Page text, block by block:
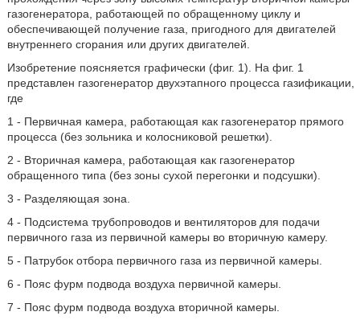
газогенератора, работающей по обращенному циклу и
обеспечивающей получение газа, пригодного для двигателей
внутреннего сгорания или других двигателей.
Изобретение поясняется графически (фиг. 1). На фиг. 1
представлен газогенератор двухэтапного процесса газификации,
где
1 - Первичная камера, работающая как газогенератор прямого
процесса (без зольника и колосниковой решетки).
2 - Вторичная камера, работающая как газогенератор
обращенного типа (без зоны сухой перегонки и подсушки).
3 - Разделяющая зона.
4 - Подсистема трубопроводов и вентиляторов для подачи
первичного газа из первичной камеры во вторичную камеру.
5 - Патрубок отбора первичного газа из первичной камеры.
6 - Пояс фурм подвода воздуха первичной камеры.
7 - Пояс фурм подвода воздуха вторичной камеры.